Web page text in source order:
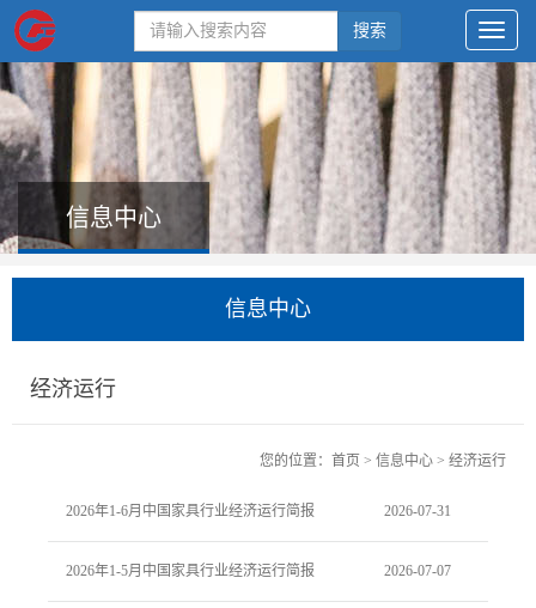
搜索
信息中心
信息中心
经济运行
您的位置： 首页 > 信息中心 > 经济运行
2026年1-6月中国家具行业经济运行简报 2026-07-31
2026年1-5月中国家具行业经济运行简报 2026-07-07